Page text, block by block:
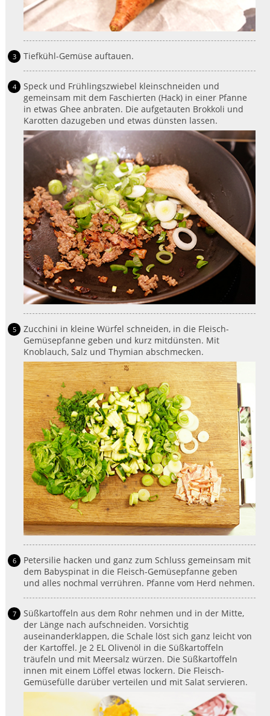
Tiefkühl-Gemüse auftauen.
Speck und Frühlingszwiebel kleinschneiden und
gemeinsam mit dem Faschierten (Hack) in einer Pfanne
in etwas Ghee anbraten. Die aufgetauten Brokkoli und
Karotten dazugeben und etwas dünsten lassen.
Zucchini in kleine Würfel schneiden, in die Fleisch-
Gemüsepfanne geben und kurz mitdünsten. Mit
Knoblauch, Salz und Thymian abschmecken.
Petersilie hacken und ganz zum Schluss gemeinsam mit
dem Babyspinat in die Fleisch-Gemüsepfanne geben
und alles nochmal verrühren. Pfanne vom Herd nehmen.
Süßkartoffeln aus dem Rohr nehmen und in der Mitte,
der Länge nach aufschneiden. Vorsichtig
auseinanderklappen, die Schale löst sich ganz leicht von
der Kartoffel. Je 2 EL Olivenöl in die Süßkartoffeln
träufeln und mit Meersalz würzen. Die Süßkartoffeln
innen mit einem Löffel etwas lockern. Die Fleisch-
Gemüsefülle darüber verteilen und mit Salat servieren.